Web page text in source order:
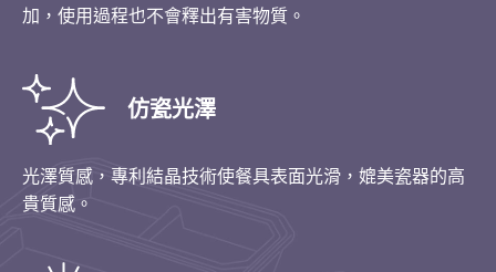
加，使用過程也不會釋出有害物質。
仿瓷光澤
光澤質感，專利結晶技術使餐具表面光滑，媲美瓷器的高
貴質感。